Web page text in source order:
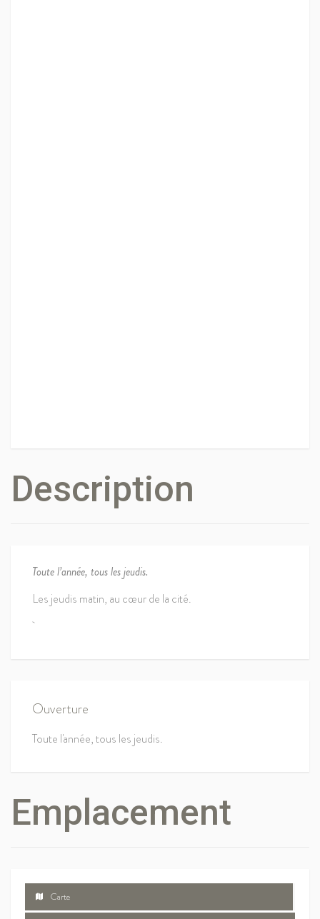
Description
Toute l’année, tous les jeudis.
Les jeudis matin, au cœur de la cité.
Ouverture
Toute l'année, tous les jeudis.
Emplacement
Carte